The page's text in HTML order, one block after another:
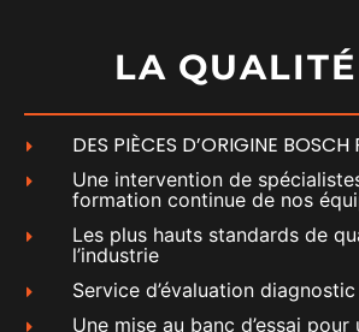
LA
DES PIÈCES D’ORIGINE BOSCH
Une intervention de
formation continue de nos
Les plus hauts standards de
l’industrie
Service d’évaluation diagnostic
Une mise au banc d’essai